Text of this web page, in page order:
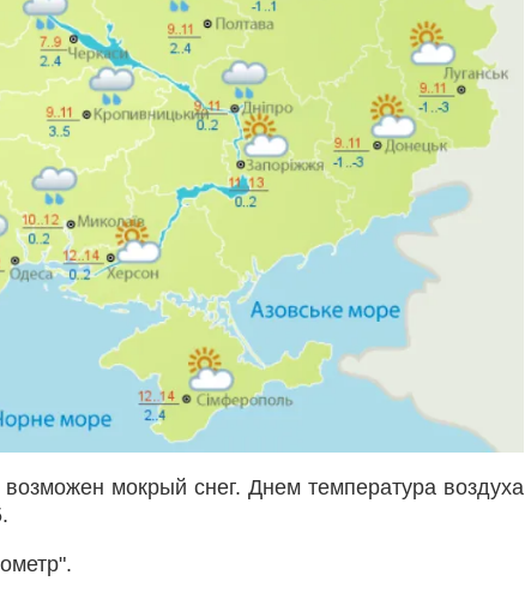
мокрый снег. Днем температура воздуха